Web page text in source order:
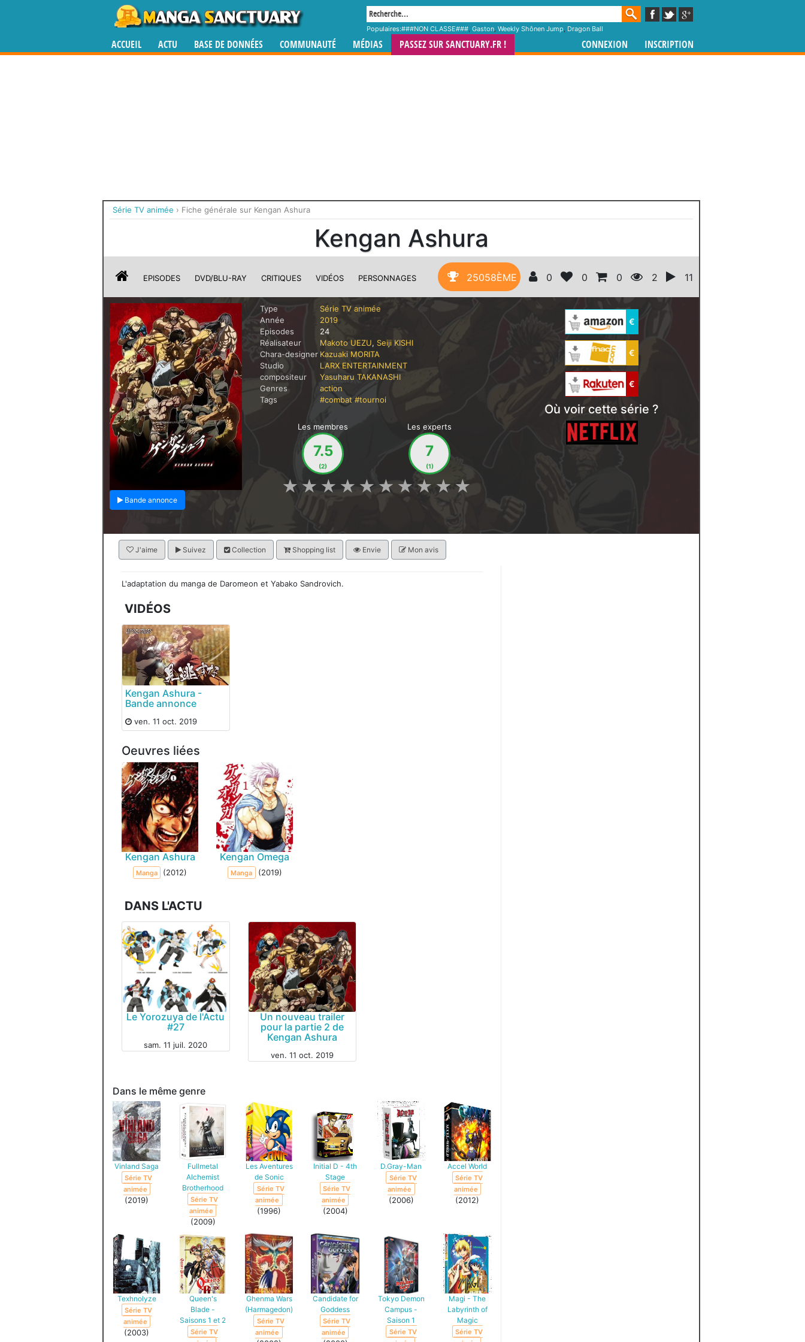
Populaires:###NON CLASSE###, Gaston, Weekly Shônen Jump, Dragon Ball
ACCUEIL ACTU BASE DE DONNÉES COMMUNAUTÉ MÉDIAS PASSEZ SUR SANCTUARY.FR ! CONNEXION INSCRIPTION
Série TV animée › Fiche générale sur Kengan Ashura
Kengan Ashura
EPISODES DVD/BLU-RAY CRITIQUES VIDÉOS PERSONNAGES 25058ÈME 0 0 0 2 11
Bande annonce
Type
Série TV animée
Année
2019
Episodes
24
Réalisateur
Makoto UEZU, Seiji KISHI
Chara-designer Kazuaki MORITA
Studio
LARX ENTERTAINMENT
compositeur
Yasuharu TAKANASHI
Genres
action
Tags
#combat #tournoi
Les membres
7.5
(2)
Les experts
7
(1)
★
★
★
★
★
★
★
★
★
★
€
€
€
Où voir cette série ?
J'aime Suivez Collection Shopping list Envie Mon avis
L'adaptation du manga de Daromeon et Yabako Sandrovich.
VIDÉOS
Kengan Ashura -
Bande annonce
ven. 11 oct. 2019
Oeuvres liées
Kengan Ashura
Manga (2012)
Kengan Omega
Manga (2019)
DANS L'ACTU
Le Yorozuya de l'Actu
#27
sam. 11 juil. 2020
Un nouveau trailer
pour la partie 2 de
Kengan Ashura
ven. 11 oct. 2019
Dans le même genre
Vinland Saga
Série TV
animée
(2019)
Fullmetal
Alchemist
Brotherhood
Série TV
animée
(2009)
Les Aventures
de Sonic
Série TV
animée
(1996)
Initial D - 4th
Stage
Série TV
animée
(2004)
D.Gray-Man
Série TV
animée
(2006)
Accel World
Série TV
animée
(2012)
Texhnolyze
Série TV
animée
(2003)
Queen's
Blade -
Saisons 1 et 2
Série TV
Ghenma Wars
(Harmagedon)
Série TV
animée
Candidate for
Goddess
Série TV
animée
Tokyo Demon
Campus -
Saison 1
Série TV
Magi - The
Labyrinth of
Magic
Série TV